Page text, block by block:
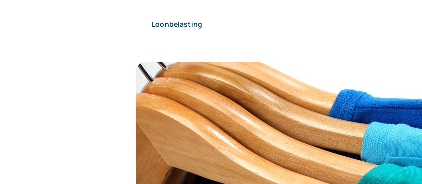
Loonbelasting